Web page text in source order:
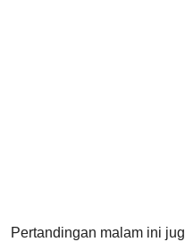
Pertandingan malam ini